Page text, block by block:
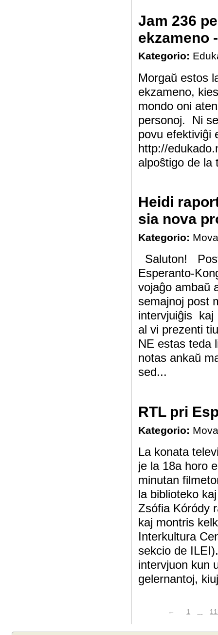
Jam 236
ekzameno
Kategorio:
Morgaŭ estos
ekzameno,
mondo oni
personoj. Ni
povu efektiviĝi
http://
alpoŝtigo de la
Heidi
sia nova
Kategorio:
Saluton!
Esperanto-
vojaĝo ambaŭ
semajnoj post
intervjuiĝis kaj
al vi prezenti
NE estas teda
notas ankaŭ
sed...
RTL pri
Kategorio:
La konata
je la 18a horo
minutan
la biblioteko
Zsófia Kóródy
kaj montris
Interkultura
sekcio de
intervjuon kun
gelernantoj,
← 1